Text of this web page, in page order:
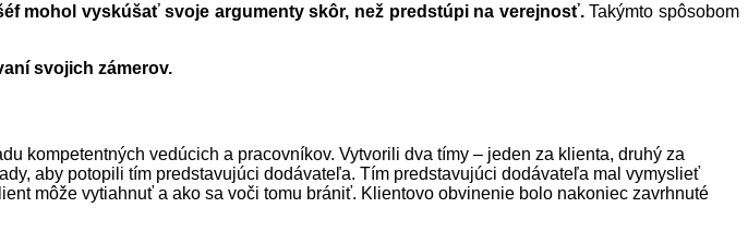
mohol vyskúšať svoje argumenty skôr, než predstúpi na verejnosť.Takýmto spôsobom
svojich zámerov.
kompetentných vedúcich a pracovníkov. Vytvorili dva tímy – jeden za klienta, druhý za
aby potopili tím predstavujúci dodávateľa. Tím predstavujúci dodávateľa mal vymyslieť
môže vytiahnuť a ako sa voči tomu brániť. Klientovo obvinenie bolo nakoniec zavrhnuté